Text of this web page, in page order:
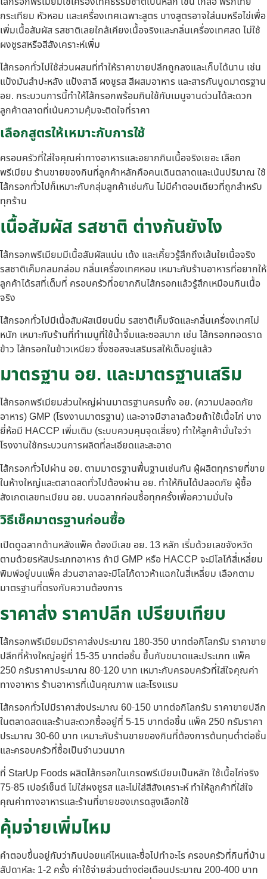
กระเทียม หัวหอม และเครื่องเทศเฉพาะสูตร บางสูตรอาจใส่นมหรือไข่เพื่อ
เพิ่มเนื้อสัมผัส รสชาติเลยใกล้เคียงเนื้อจริงและกลิ่นเครื่องเทศสด ไม่ใช้
ผงชูรสหรือสีสังเคราะห์เพิ่ม
ไส้กรอกทั่วไปใช้ส่วนผสมที่ทำให้ราคาขายปลีกถูกลงและเก็บได้นาน เช่น
แป้งมันสำปะหลัง แป้งสาลี ผงชูรส สีผสมอาหาร และสารกันบูดมาตรฐาน
อย. กระบวนการนี้ทำให้ไส้กรอกพร้อมกินใช้กับเมนูจานด่วนได้สะดวก
ลูกค้าตลาดที่เน้นความคุ้มจะติดใจที่ราคา
เลือกสูตรให้เหมาะกับการใช้
ครอบครัวที่ใส่ใจคุณค่าทางอาหารและอยากกินเนื้อจริงเยอะ เลือก
พรีเมียม ร้านขายของกินที่ลูกค้าหลักคือคนเดินตลาดและเน้นปริมาณ ใช้
ไส้กรอกทั่วไปก็เหมาะกับกลุ่มลูกค้าเช่นกัน ไม่มีคำตอบเดียวที่ถูกสำหรับ
ทุกร้าน
เนื้อสัมผัส รสชาติ ต่างกันยังไง
ไส้กรอกพรีเมียมมีเนื้อสัมผัสแน่น เด้ง และเคี้ยวรู้สึกถึงเส้นใยเนื้อจริง
รสชาติเค็มกลมกล่อม กลิ่นเครื่องเทศหอม เหมาะกับร้านอาหารที่อยากให้
ลูกค้าได้รสที่เต็มที่ ครอบครัวที่อยากกินไส้กรอกแล้วรู้สึกเหมือนกินเนื้อ
จริง
ไส้กรอกทั่วไปมีเนื้อสัมผัสเนียนนิ่ม รสชาติเค็มจัดและกลิ่นเครื่องเทศไม่
หนัก เหมาะกับร้านที่ทำเมนูที่ใช้น้ำจิ้มและซอสมาก เช่น ไส้กรอกทอดราด
ข้าว ไส้กรอกในข้าวเหนียว ซึ่งซอสจะเสริมรสให้เต็มอยู่แล้ว
มาตรฐาน อย. และมาตรฐานเสริม
ไส้กรอกพรีเมียมส่วนใหญ่ผ่านมาตรฐานครบทั้ง อย. (ความปลอดภัย
อาหาร) GMP (โรงงานมาตรฐาน) และอาจมีฮาลาลด้วยถ้าใช้เนื้อไก่ บาง
ยี่ห้อมี HACCP เพิ่มเติม (ระบบควบคุมจุดเสี่ยง) ทำให้ลูกค้ามั่นใจว่า
โรงงานใช้กระบวนการผลิตที่ละเอียดและสะอาด
ไส้กรอกทั่วไปผ่าน อย. ตามมาตรฐานพื้นฐานเช่นกัน ผู้ผลิตทุกรายที่ขาย
ในห้างใหญ่และตลาดสดทั่วไปต้องผ่าน อย. ทำให้กินได้ปลอดภัย ผู้ซื้อ
สังเกตเลขทะเบียน อย. บนฉลากก่อนซื้อทุกครั้งเพื่อความมั่นใจ
วิธีเช็คมาตรฐานก่อนซื้อ
เปิดดูฉลากด้านหลังแพ็ค ต้องมีเลข อย. 13 หลัก เริ่มด้วยเลขจังหวัด
ตามด้วยรหัสประเภทอาหาร ถ้ามี GMP หรือ HACCP จะมีโลโก้สี่เหลี่ยม
พิมพ์อยู่บนแพ็ค ส่วนฮาลาลจะมีโลโก้ดาวห้าแฉกในสี่เหลี่ยม เลือกตาม
มาตรฐานที่ตรงกับความต้องการ
ราคาส่ง ราคาปลีก เปรียบเทียบ
ไส้กรอกพรีเมียมมีราคาส่งประมาณ 180-350 บาทต่อกิโลกรัม ราคาขาย
ปลีกที่ห้างใหญ่อยู่ที่ 15-35 บาทต่อชิ้น ขึ้นกับขนาดและประเภท แพ็ค
250 กรัมราคาประมาณ 80-120 บาท เหมาะกับครอบครัวที่ใส่ใจคุณค่า
ทางอาหาร ร้านอาหารที่เน้นคุณภาพ และโรงแรม
ไส้กรอกทั่วไปมีราคาส่งประมาณ 60-150 บาทต่อกิโลกรัม ราคาขายปลีก
ในตลาดสดและร้านสะดวกซื้ออยู่ที่ 5-15 บาทต่อชิ้น แพ็ค 250 กรัมราคา
ประมาณ 30-60 บาท เหมาะกับร้านขายของกินที่ต้องการต้นทุนต่ำต่อชิ้น
และครอบครัวที่ซื้อเป็นจำนวนมาก
ที่ StarUp Foods ผลิตไส้กรอกในเกรดพรีเมียมเป็นหลัก ใช้เนื้อไก่จริง
75-85 เปอร์เซ็นต์ ไม่ใส่ผงชูรส และไม่ใส่สีสังเคราะห์ ทำให้ลูกค้าที่ใส่ใจ
คุณค่าทางอาหารและร้านที่ขายของเกรดสูงเลือกใช้
คุ้มจ่ายเพิ่มไหม
คำตอบขึ้นอยู่กับว่ากินบ่อยแค่ไหนและซื้อไปทำอะไร ครอบครัวที่กินที่บ้าน
สัปดาห์ละ 1-2 ครั้ง ค่าใช้จ่ายส่วนต่างต่อเดือนประมาณ 200-400 บาท